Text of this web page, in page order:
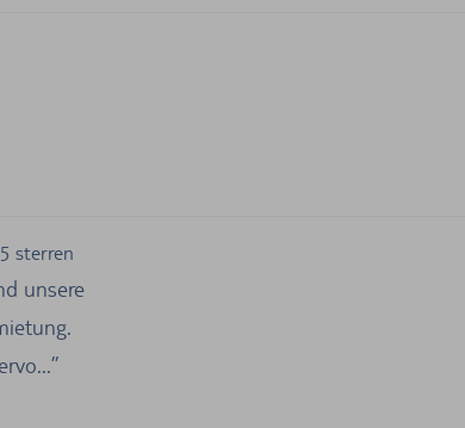
sterren
unsere